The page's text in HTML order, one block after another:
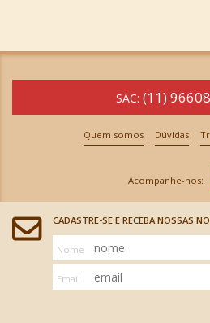
SAC: (11)
Quem somos Dúvidas
CADASTRE-SE E RECEBA NOSSAS
Nome
Email